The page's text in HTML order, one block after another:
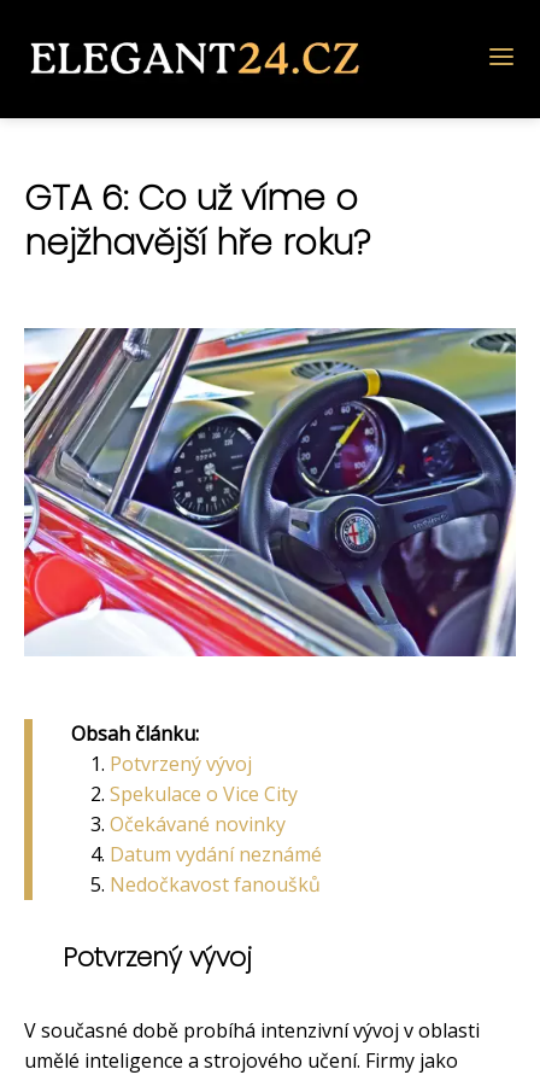
GTA 6: Co už víme o
nejžhavější hře roku?
Obsah článku:
Potvrzený vývoj
Spekulace o Vice City
Očekávané novinky
Datum vydání neznámé
Nedočkavost fanoušků
Potvrzený vývoj
V současné době probíhá intenzivní vývoj v oblasti
umělé inteligence a strojového učení. Firmy jako